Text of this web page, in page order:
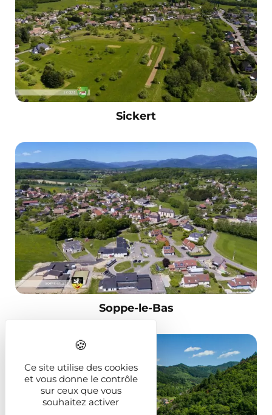
Sickert
Soppe-le-Bas
Ce site utilise des cookies
et vous donne le contrôle
sur ceux que vous
souhaitez activer